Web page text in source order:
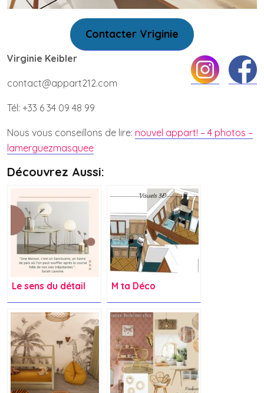
Contacter Vriginie
Virginie Keibler
contact@appart212.com
Tél: +33 6 34 09 48 99
Nous vous conseillons de lire: nouvel appart! – 4 photos –
lamerguezmasquee
Découvrez Aussi:
Le sens du détail M ta Déco